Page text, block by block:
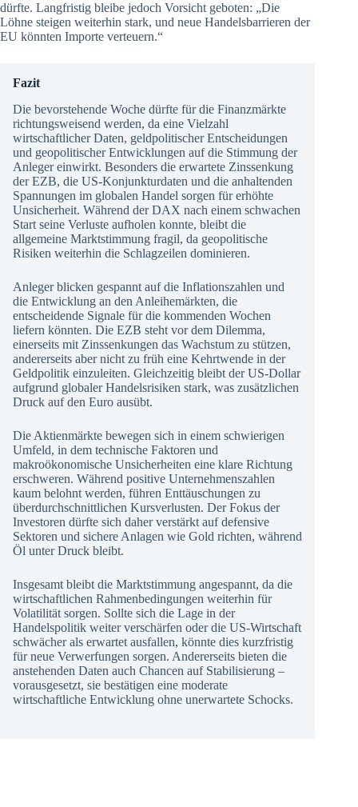
dürfte. Langfristig bleibe jedoch Vorsicht geboten: „Die
Löhne steigen weiterhin stark, und neue Handelsbarrieren der
EU könnten Importe verteuern.“
Fazit
Die bevorstehende Woche dürfte für die Finanzmärkte
richtungsweisend werden, da eine Vielzahl
wirtschaftlicher Daten, geldpolitischer Entscheidungen
und geopolitischer Entwicklungen auf die Stimmung der
Anleger einwirkt. Besonders die erwartete Zinssenkung
der EZB, die US-Konjunkturdaten und die anhaltenden
Spannungen im globalen Handel sorgen für erhöhte
Unsicherheit. Während der DAX nach einem schwachen
Start seine Verluste aufholen konnte, bleibt die
allgemeine Marktstimmung fragil, da geopolitische
Risiken weiterhin die Schlagzeilen dominieren.
Anleger blicken gespannt auf die Inflationszahlen und
die Entwicklung an den Anleihemärkten, die
entscheidende Signale für die kommenden Wochen
liefern könnten. Die EZB steht vor dem Dilemma,
einerseits mit Zinssenkungen das Wachstum zu stützen,
andererseits aber nicht zu früh eine Kehrtwende in der
Geldpolitik einzuleiten. Gleichzeitig bleibt der US-Dollar
aufgrund globaler Handelsrisiken stark, was zusätzlichen
Druck auf den Euro ausübt.
Die Aktienmärkte bewegen sich in einem schwierigen
Umfeld, in dem technische Faktoren und
makroökonomische Unsicherheiten eine klare Richtung
erschweren. Während positive Unternehmenszahlen
kaum belohnt werden, führen Enttäuschungen zu
überdurchschnittlichen Kursverlusten. Der Fokus der
Investoren dürfte sich daher verstärkt auf defensive
Sektoren und sichere Anlagen wie Gold richten, während
Öl unter Druck bleibt.
Insgesamt bleibt die Marktstimmung angespannt, da die
wirtschaftlichen Rahmenbedingungen weiterhin für
Volatilität sorgen. Sollte sich die Lage in der
Handelspolitik weiter verschärfen oder die US-Wirtschaft
schwächer als erwartet ausfallen, könnte dies kurzfristig
für neue Verwerfungen sorgen. Andererseits bieten die
anstehenden Daten auch Chancen auf Stabilisierung –
vorausgesetzt, sie bestätigen eine moderate
wirtschaftliche Entwicklung ohne unerwartete Schocks.